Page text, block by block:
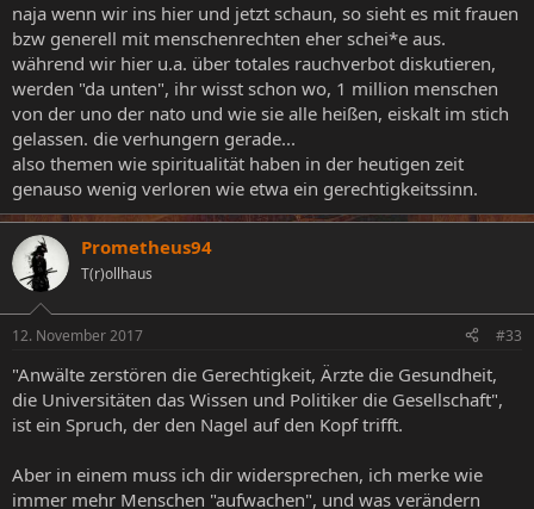
naja wenn wir ins hier und jetzt schaun, so sieht es mit frauen
bzw generell mit menschenrechten eher schei*e aus.
während wir hier u.a. über totales rauchverbot diskutieren,
werden "da unten", ihr wisst schon wo, 1 million menschen
von der uno der nato und wie sie alle heißen, eiskalt im stich
gelassen. die verhungern gerade...
also themen wie spiritualität haben in der heutigen zeit
genauso wenig verloren wie etwa ein gerechtigkeitssinn.
Prometheus94
T(r)ollhaus
12. November 2017 #33
"Anwälte zerstören die Gerechtigkeit, Ärzte die Gesundheit,
die Universitäten das Wissen und Politiker die Gesellschaft",
ist ein Spruch, der den Nagel auf den Kopf trifft.
Aber in einem muss ich dir widersprechen, ich merke wie
immer mehr Menschen "aufwachen", und was verändern